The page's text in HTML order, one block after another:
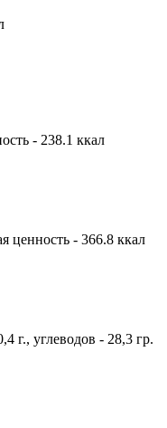
- 238.1 ккал
ценность - 366.8 ккал
г., углеводов - 28,3 гр.